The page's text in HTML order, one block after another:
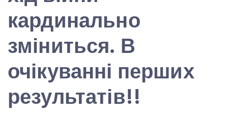
кардинально
зміниться. В
очікуванні перших
результатів!!